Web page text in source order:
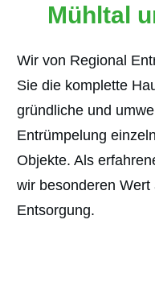
Mühltal
Wir von Regional
Sie die komplette
gründliche und
Entrümpelung
Objekte. Als
wir besonderen
Entsorgung.